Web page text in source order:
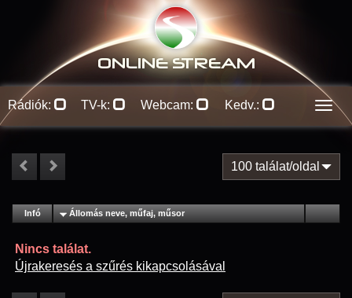
ONLINE STREAM
Rádiók: TV-k: Webcam: Kedv.:
100 találat/oldal
Infó Lejátszás
Állomás neve, műfaj, műsor
Nincs találat.
Újrakeresés a szűrés kikapcsolásával